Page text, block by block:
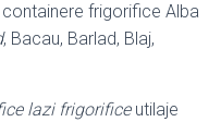
frigorifice Alba
, Bacau, Barlad, Blaj,
lazi frigorificeutilaje